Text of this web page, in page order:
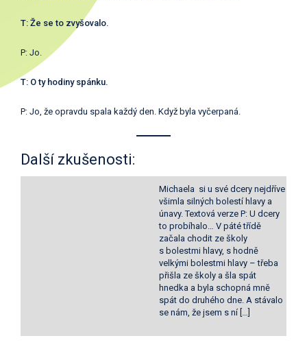
T: Že se to zvyšovalo.
P: Jo.
T: O ty hodiny spánku.
P: Jo, že opravdu spala každý den. Když byla vyčerpaná.
Další zkušenosti:
Michaela si u své dcery nejdříve
všimla silných bolestí hlavy a
únavy. Textová verze P: U dcery
to probíhalo… V páté třídě
začala chodit ze školy
s bolestmi hlavy, s hodně
velkými bolestmi hlavy – třeba
přišla ze školy a šla spát
hnedka a byla schopná mně
spát do druhého dne. A stávalo
se nám, že jsem s ní […]